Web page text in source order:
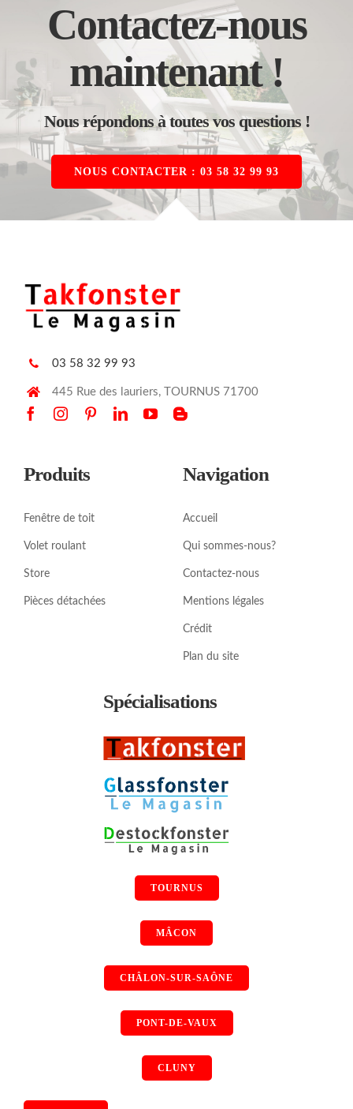
Contactez-nous
maintenant !
Nous répondons à toutes vos questions !
NOUS CONTACTER : 03 58 32 99 93
03 58 32 99 93
445 Rue des lauriers, TOURNUS 71700
Produits
Fenêtre de toit
Volet roulant
Store
Pièces détachées
Navigation
Accueil
Qui sommes-nous?
Contactez-nous
Mentions légales
Crédit
Plan du site
Spécialisations
TOURNUS
MÂCON
CHÂLON-SUR-SAÔNE
PONT-DE-VAUX
CLUNY